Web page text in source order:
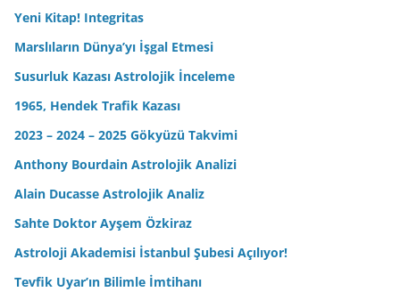
Yeni Kitap! Integritas
Marslıların Dünya’yı İşgal Etmesi
Susurluk Kazası Astrolojik İnceleme
1965, Hendek Trafik Kazası
2023 – 2024 – 2025 Gökyüzü Takvimi
Anthony Bourdain Astrolojik Analizi
Alain Ducasse Astrolojik Analiz
Sahte Doktor Ayşem Özkiraz
Astroloji Akademisi İstanbul Şubesi Açılıyor!
Tevfik Uyar’ın Bilimle İmtihanı